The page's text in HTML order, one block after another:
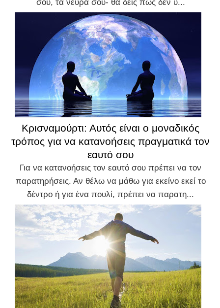
σου, τα νεύρα σου- θα δεις πως δεν υ...
Κρισναμούρτι: Αυτός είναι ο μοναδικός
τρόπος για να κατανοήσεις πραγματικά τον
εαυτό σου
Για να κατανοήσεις τον εαυτό σου πρέπει να τον
παρατηρήσεις. Αν θέλω να μάθω για εκείνο εκεί το
δέντρο ή για ένα πουλί, πρέπει να παρατη...